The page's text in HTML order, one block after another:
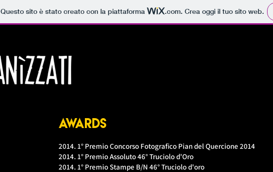
Questo sito è stato creato con la piattaforma .com. Crea oggi il tuo sito web.
Awards
2014. 1° Premio Concorso Fotografico Pian del Quercione 2014
2014. 1° Premio Assoluto 46° Truciolo d'Oro
2014. 1° Premio Stampe B/N 46° Truciolo d'oro